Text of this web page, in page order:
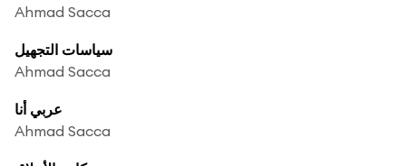
Ahmad Sacca
سياسات التجهيل
Ahmad Sacca
عربي أنا
Ahmad Sacca